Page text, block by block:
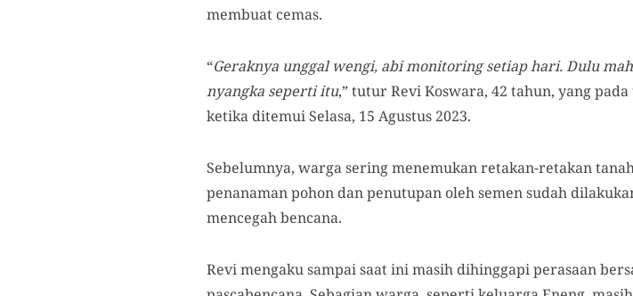
membuat cemas.
“Geraknya unggal wengi, abi monitoring setiap hari. Dulu
nyangka seperti itu,” tutur Revi Koswara, 42 tahun, yang
ketika ditemui Selasa, 15 Agustus 2023.
Sebelumnya, warga sering menemukan retakan-retakan
penanaman pohon dan penutupan oleh semen sudah
mencegah bencana.
Revi mengaku sampai saat ini masih dihinggapi perasaan